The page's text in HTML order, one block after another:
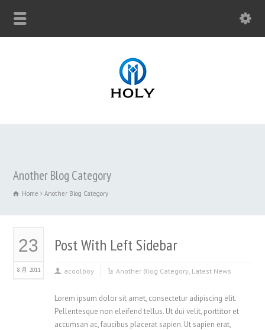
Another Blog Category
Home Another Blog Category
23
8 月 2011
Post With Left Sidebar
acoolboy Another Blog Category, Latest News
Lorem ipsum dolor sit amet, consectetur adipiscing elit.
Pellentesque non eleifend tellus. Ut dui velit, porttitor et
accumsan ac, faucibus placerat sapien. Ut sapien erat,